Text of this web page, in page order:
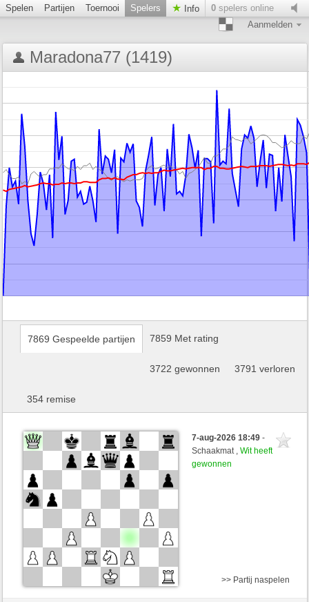
Spelen Partijen Toernooi Spelers Info 0 spelers online
Aanmelden
Maradona77 (1419)
7869 Gespeelde partijen 7859 Met rating
3722 gewonnen 3791 verloren
354 remise
7-aug-2026 18:49-
Schaakmat ,Wit heeft
gewonnen
>> Partij naspelen